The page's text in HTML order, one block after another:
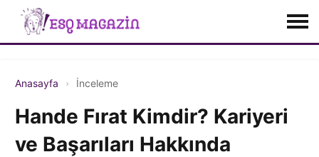
Anasayfa İnceleme
Hande Fırat Kimdir? Kariyeri
ve Başarıları Hakkında